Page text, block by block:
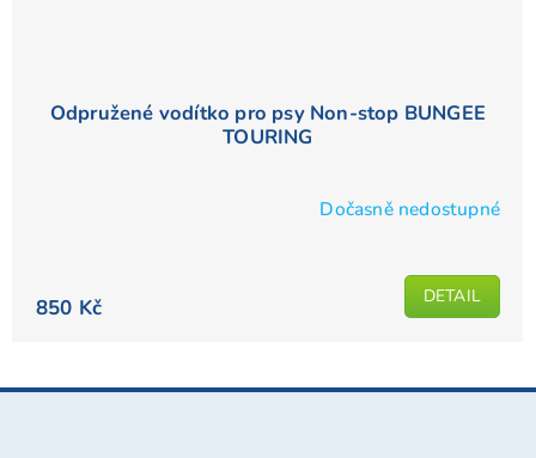
Odpružené vodítko pro psy Non-stop BUNGEE
TOURING
Dočasně nedostupné
850 Kč DETAIL
Z